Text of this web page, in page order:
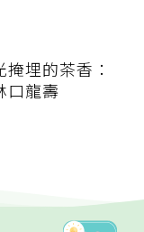
埋的茶香：
口龍壽